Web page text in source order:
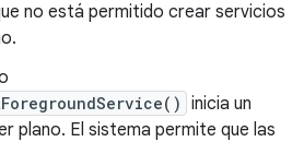
no está permitido crear servicios
inicia un
plano. El sistema permite que las